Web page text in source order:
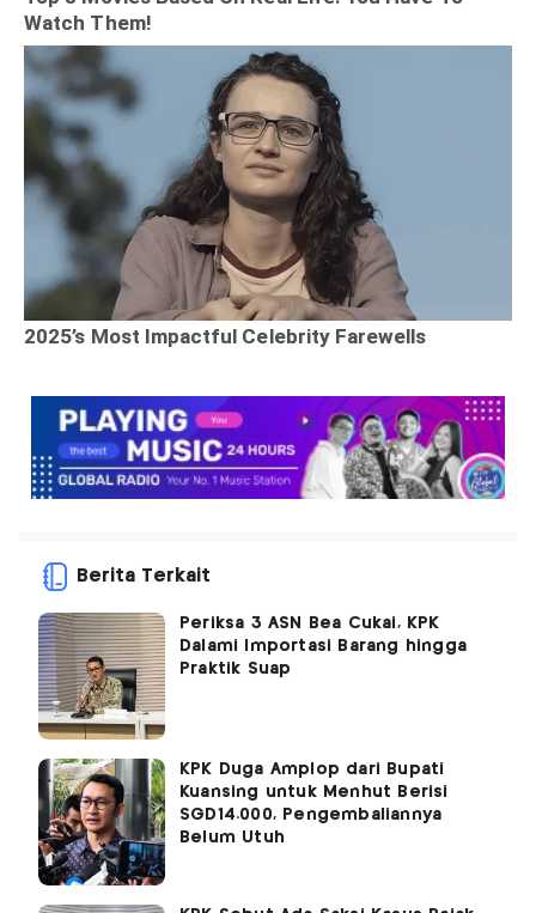
Berita Terkait
Periksa 3 ASN Bea Cukai, KPK
Dalami Importasi Barang hingga
Praktik Suap
KPK Duga Amplop dari Bupati
Kuansing untuk Menhut Berisi
SGD14.000, Pengembaliannya
Belum Utuh